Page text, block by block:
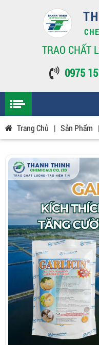
TRAO CHẤT
0975
Trang Chủ | Sản Phẩm |